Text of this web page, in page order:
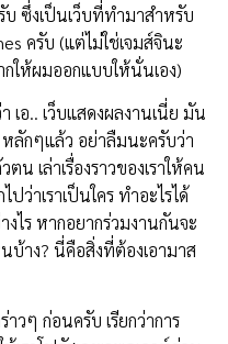
ซึ่งเป็นเว็บที่ทำมาสำหรับ
ครับ (แต่ไม่ใช่เจมส์จินะ
ให้ผมออกแบบให้นั่นเอง)
เอ.. เว็บแสดงผลงานเนี่ย มัน
หลักๆแล้ว อย่าลืมนะครับว่า
น เล่าเรื่องราวของเราให้คน
ปว่าเราเป็นใคร ทำอะไรได้
ไร หากอยากร่วมงานกันจะ
บ้าง? นี่คือสิ่งที่ต้องเอามาส
วๆ ก่อนครับ เรียกว่าการ